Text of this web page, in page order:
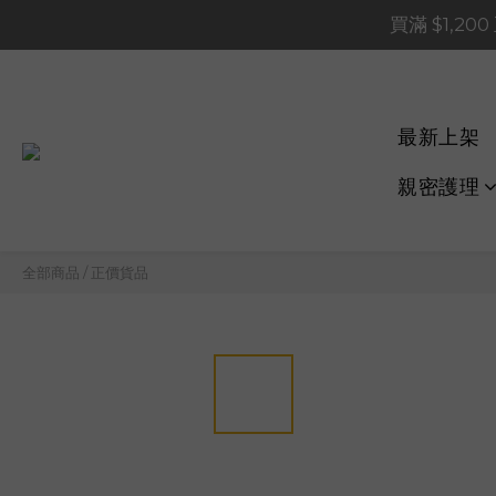
買滿
買滿
📢 系統維護通知 –
買滿
最新上架
親密護理
全部商品 / 正價貨品